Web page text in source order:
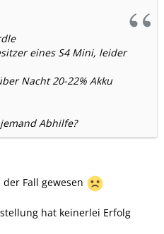
eines S4 Mini, leider
Nacht 20-22% Akku
Abhilfe?
Fall gewesen
hat keinerlei Erfolg